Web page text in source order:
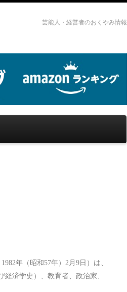
芸能人・経営者のおくやみ情報
年（昭和57年）2月9日）は、
済学史）、教育者、政治家、